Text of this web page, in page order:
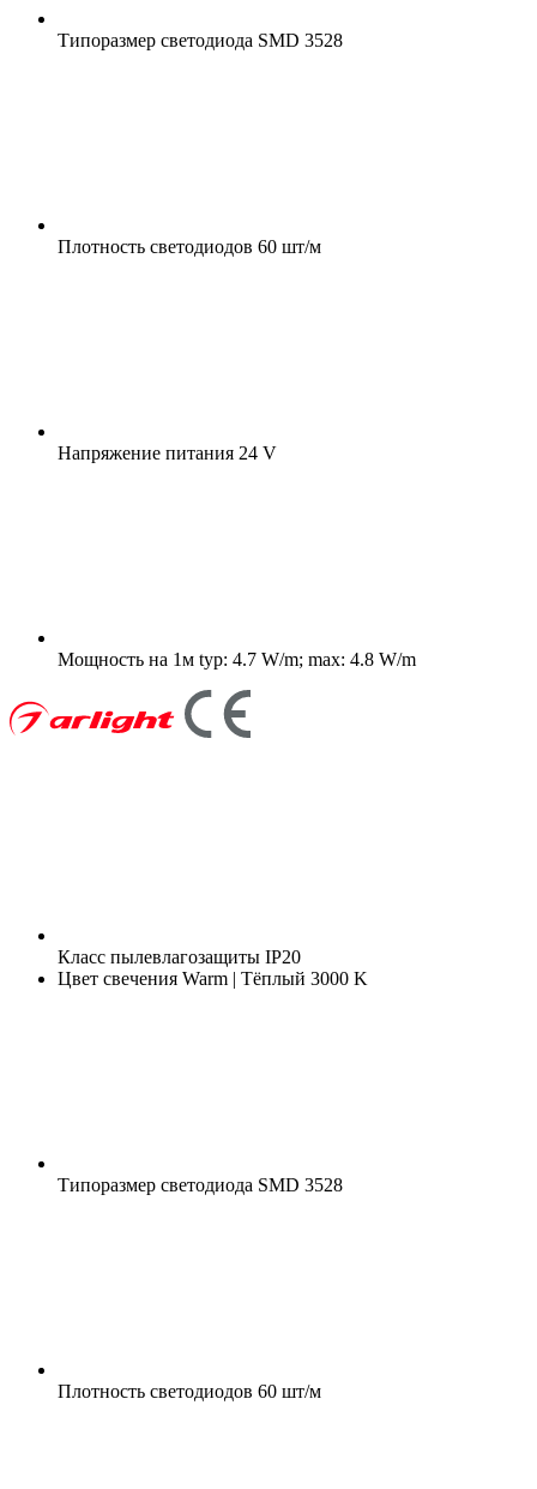
Типоразмер светодиода SMD 3528
Плотность светодиодов 60 шт/м
Напряжение питания 24 V
Мощность на 1м typ: 4.7 W/m; max: 4.8 W/m
Класс пылевлагозащиты IP20
Цвет свечения Warm | Тёплый 3000 K
Типоразмер светодиода SMD 3528
Плотность светодиодов 60 шт/м